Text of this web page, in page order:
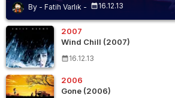
Fatih Varlık 16.12.13
2007
Wind Chill (2007)
16.12.13
2006
Gone (2006)